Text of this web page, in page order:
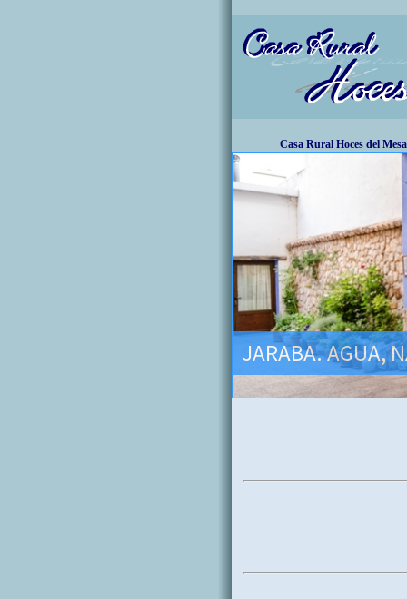
Casa Rural Hoces del
JARABA. AGUA,